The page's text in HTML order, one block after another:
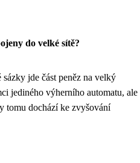
do velké sítě?
jde část peněz na velký
jediného výherního automatu, ale
tomu dochází ke zvyšování